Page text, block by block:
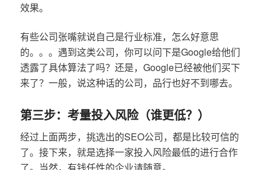
效果。
有些公司张嘴就说自己是行业标准，怎么好意思
的。。。遇到这类公司，你可以问下是Google给他们
透露了具体算法了吗？还是，Google已经被他们买下
来了？一般，说这种话的公司，品行也好不到哪去。
第三步：考量投入风险（谁更低？）
经过上面两步，挑选出的SEO公司，都是比较可信的
了。接下来，就是选择一家投入风险最低的进行合作